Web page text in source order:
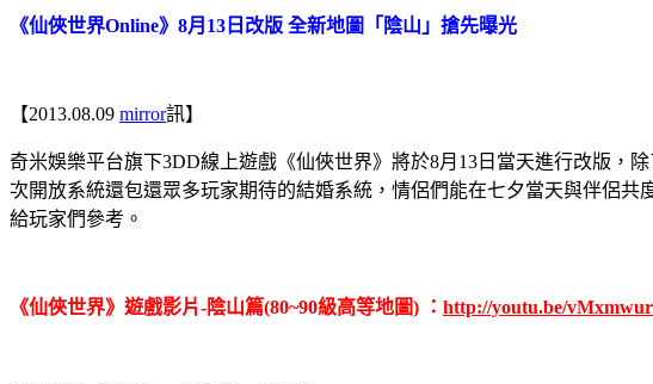
《仙俠世界Online》 8月 13 日改版 全新地圖「陰山」搶先曝光
【2013.08.09 mirror訊】
奇米娛樂平台旗下3DD線上遊戲《仙俠世界》將於8月 13 日當天進行改版，
次開放系統還包還眾多玩家期待的結婚系統，情侶們能在七夕當天與伴侶共
給玩家們參考。
《仙俠世界》遊戲影片-陰山篇(80~90級高等地圖) ： http://youtu.be/